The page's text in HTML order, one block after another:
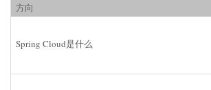
方向
Spring Cloud是什么